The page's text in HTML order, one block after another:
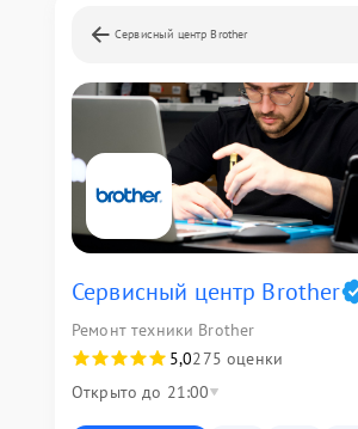
Сервисный центр Brother
Сервисный центр Brother
Ремонт техники Brother
5,0275 оценки
Открыто до 21:00